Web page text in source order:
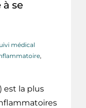
se
médical
,
est la plus